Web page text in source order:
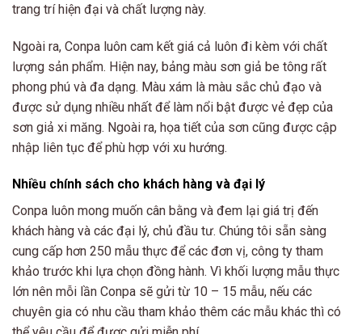
trang trí hiện đại và chất lượng này.
Ngoài ra, Conpa luôn cam kết giá cả luôn đi kèm với chất
lượng sản phẩm. Hiện nay, bảng màu sơn giả be tông rất
phong phú và đa dạng. Màu xám là màu sắc chủ đạo và
được sử dụng nhiều nhất để làm nổi bật được vẻ đẹp của
sơn giả xi măng. Ngoài ra, họa tiết của sơn cũng được cập
nhập liên tục để phù hợp với xu hướng.
Nhiều chính sách cho khách hàng và đại lý
Conpa luôn mong muốn cân bằng và đem lại giá trị đến
khách hàng và các đại lý, chủ đầu tư. Chúng tôi sẵn sàng
cung cấp hơn 250 mẫu thực để các đơn vị, công ty tham
khảo trước khi lựa chọn đồng hành. Vì khối lượng mẫu thực
lớn nên mỗi lần Conpa sẽ gửi từ 10 – 15 mẫu, nếu các
chuyên gia có nhu cầu tham khảo thêm các mẫu khác thì có